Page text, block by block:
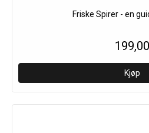
Friske Spirer - en
199,00